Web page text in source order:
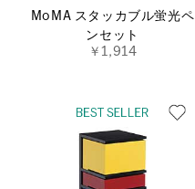
MoMA スタッカブル蛍光ペ
ンセット
￥1,914